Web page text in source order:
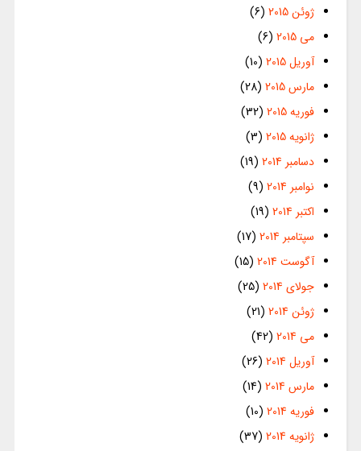
ژوئن 2015
(6)
می 2015
(6)
آوریل 2015
(10)
مارس 2015
(28)
فوریه 2015
(32)
ژانویه 2015
(3)
دسامبر 2014
(19)
نوامبر 2014
(9)
اکتبر 2014
(19)
سپتامبر 2014
(17)
آگوست 2014
(15)
جولای 2014
(25)
ژوئن 2014
(21)
می 2014
(42)
آوریل 2014
(26)
مارس 2014
(14)
فوریه 2014
(10)
ژانویه 2014
(37)